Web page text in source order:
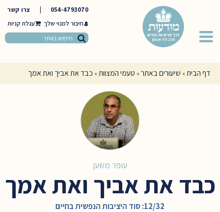
054-4793070
צרו קשר
חיבור למנוי שלך
דף הבית» שיעורים באתר» טעמי המצוות» כבד את אביך ואת אמך
עופר משען
כבד את אביך ואת אמך
12/32: סוד היציבות הנפשית בחיים